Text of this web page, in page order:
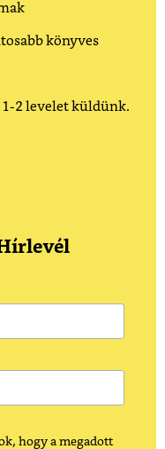
könyves
2 levelet küldünk.
hogy a megadott